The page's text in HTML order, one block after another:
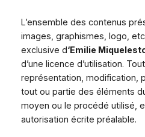
L’ensemble des contenus
images, graphismes, logo,
exclusive d‘Emilie
d’une licence d’utilisation.
représentation, modification,
tout ou partie des éléments
moyen ou le procédé utilisé,
autorisation écrite préalable.